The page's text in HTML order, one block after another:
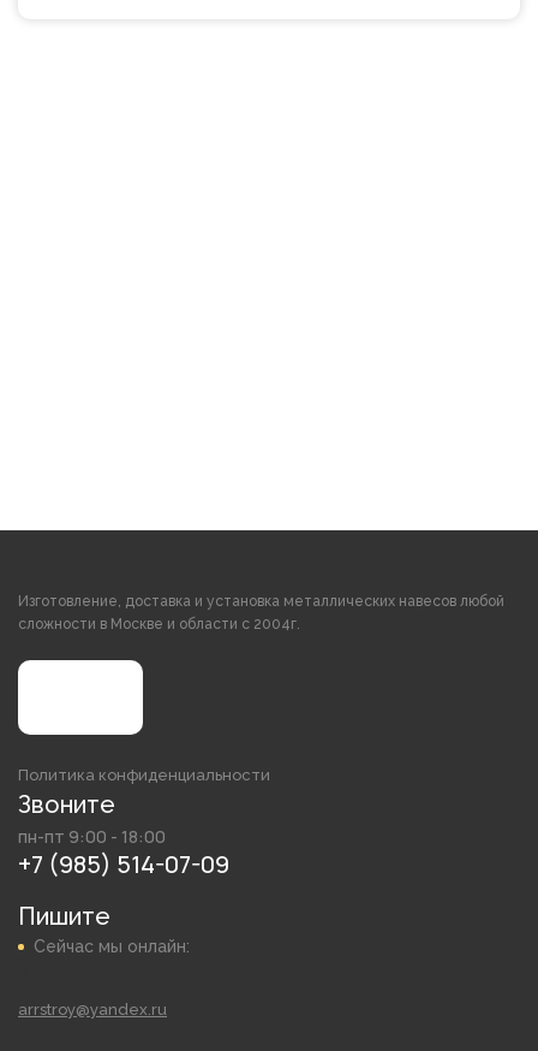
Изготовление, доставка и установка металлических навесов любой
сложности в Москве и области с 2004г.
Политика конфиденциальности
Звоните
пн-пт 9:00 - 18:00
+7 (985) 514-07-09
Пишите
Сейчас мы онлайн:
arrstroy@yandex.ru